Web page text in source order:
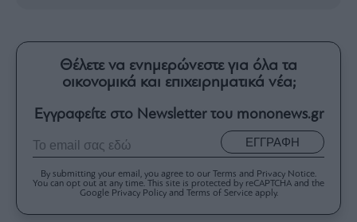
Θέλετε να ενημερώνεστε για όλα τα
οικονομικά και επιχειρηματικά νέα;
Εγγραφείτε στο Newsletter του mononews.gr
ΕΓΓΡΑΦΗ
By submitting your email, you agree to our Terms and Privacy Notice.
You can opt out at any time. This site is protected by reCAPTCHA and the
Google Privacy Policy and Terms of Service apply.